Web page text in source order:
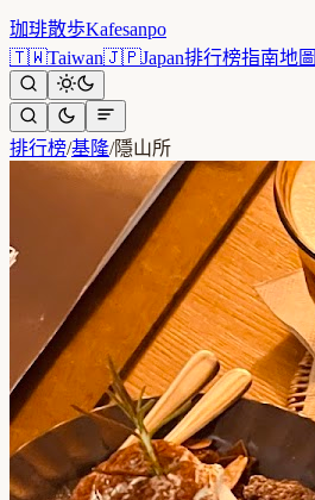
珈琲散歩Kafesanpo
🇹🇼Taiwan🇯🇵Japan排行榜指南地圖
排行榜/基隆/隱山所